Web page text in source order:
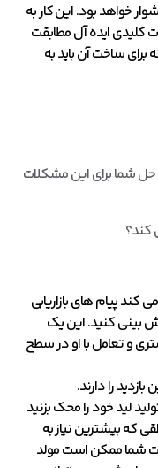
خواهد بود. این کار به
کلیدی ایده آل مطابقت
ساخت آن باید به
حل شما برای این مشکلات
کند؟
پیام های بازاریابی
بینی کنید. این یک
و تعامل با او در سطح
را دارند.
لید خود را محک بزنید
که بیشترین نیاز به
شما ممکن است مولد